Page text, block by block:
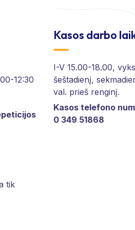
12:30
tik
Kasos darbo
I-V 15.00-18.00,
šeštadienį,
val. prieš renginį.
Kasos telefono
0 349 51868